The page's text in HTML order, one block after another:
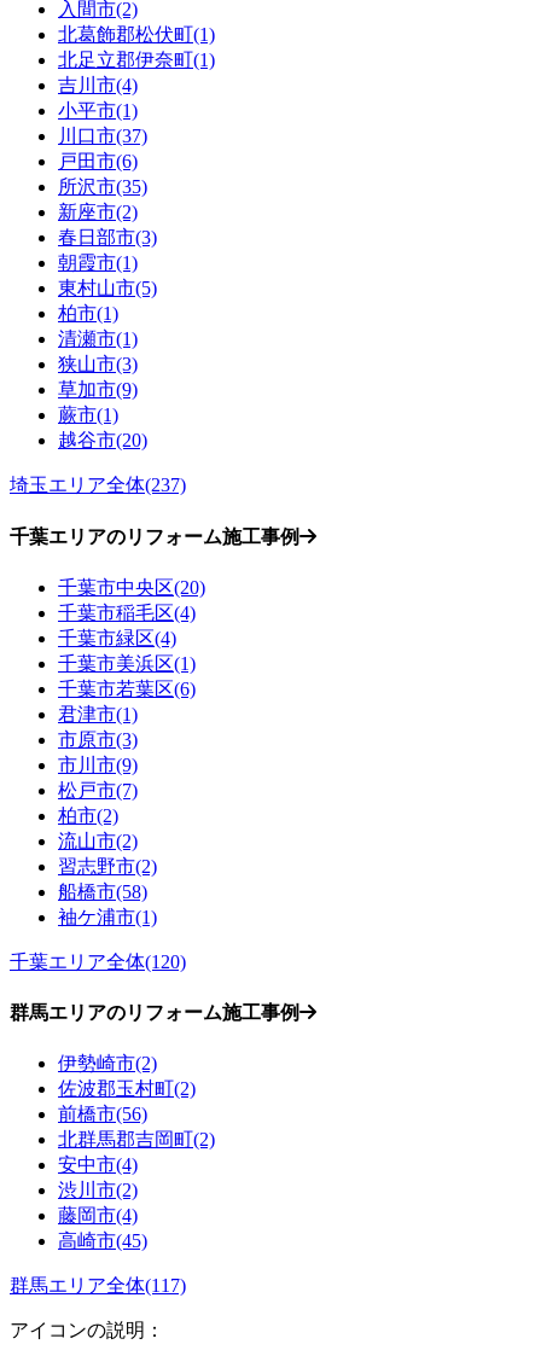
入間市(2)
北葛飾郡松伏町(1)
北足立郡伊奈町(1)
吉川市(4)
小平市(1)
川口市(37)
戸田市(6)
所沢市(35)
新座市(2)
春日部市(3)
朝霞市(1)
東村山市(5)
柏市(1)
清瀬市(1)
狭山市(3)
草加市(9)
蕨市(1)
越谷市(20)
埼玉エリア全体(237)
千葉エリアのリフォーム施工事例
千葉市中央区(20)
千葉市稲毛区(4)
千葉市緑区(4)
千葉市美浜区(1)
千葉市若葉区(6)
君津市(1)
市原市(3)
市川市(9)
松戸市(7)
柏市(2)
流山市(2)
習志野市(2)
船橋市(58)
袖ケ浦市(1)
千葉エリア全体(120)
群馬エリアのリフォーム施工事例
伊勢崎市(2)
佐波郡玉村町(2)
前橋市(56)
北群馬郡吉岡町(2)
安中市(4)
渋川市(2)
藤岡市(4)
高崎市(45)
群馬エリア全体(117)
アイコンの説明：